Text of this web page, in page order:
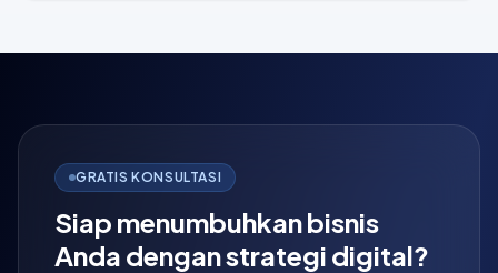
GRATIS KONSULTASI
Siap menumbuhkan bisnis
Anda dengan strategi digital?